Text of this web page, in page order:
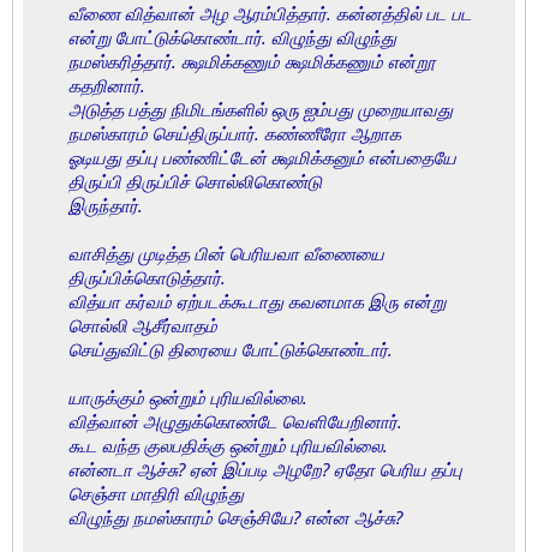
வீணை வித்வான் அழ ஆரம்பித்தார். கன்னத்தில் பட பட
என்று போட்டுக்கொண்டார். விழுந்து விழுந்து
நமஸ்கரித்தார். க்ஷமிக்கணும் க்ஷமிக்கணும் என்றூ
கதறினார்.
அடுத்த பத்து நிமிடங்களில் ஒரு ஐம்பது முறையாவது
நமஸ்காரம் செய்திருப்பார். கண்ணீரோ ஆறாக
ஓடியது தப்பு பண்ணிட்டேன் க்ஷமிக்கனும் என்பதையே
திருப்பி திருப்பிச் சொல்லிகொண்டு
இருந்தார்.
வாசித்து முடித்த பின் பெரியவா வீணையை
திருப்பிக்கொடுத்தார்.
வித்யா கர்வம் ஏற்படக்கூடாது கவனமாக இரு என்று
சொல்லி ஆசீர்வாதம்
செய்துவிட்டு திரையை போட்டுக்கொண்டார்.
யாருக்கும் ஒன்றும் புரியவில்லை.
வித்வான் அழுதுக்கொண்டே வெளியேறினார்.
கூட வந்த குலபதிக்கு ஒன்றும் புரியவில்லை.
என்னடா ஆச்சு? ஏன் இப்படி அழறே? ஏதோ பெரிய தப்பு
செஞ்சா மாதிரி விழுந்து
விழுந்து நமஸ்காரம் செஞ்சியே? என்ன ஆச்சு?